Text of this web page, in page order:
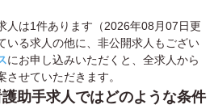
人は1件あります（2026年08月07日更
いる求人の他に、非公開求人もござい
にお申し込みいただくと、全求人から
せていただきます。
助手求人ではどのような条件